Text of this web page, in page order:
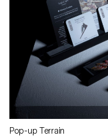
Pop-up Terrain